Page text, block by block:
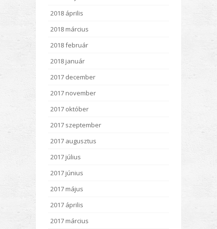
2018 április
2018 március
2018 február
2018 január
2017 december
2017 november
2017 október
2017 szeptember
2017 augusztus
2017 július
2017 június
2017 május
2017 április
2017 március